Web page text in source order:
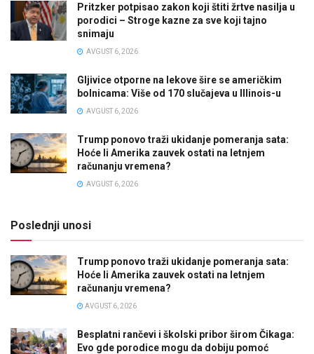
Pritzker potpisao zakon koji štiti žrtve nasilja u
porodici – Stroge kazne za sve koji tajno
snimaju
AVGUST 6, 2026
Gljivice otporne na lekove šire se američkim
bolnicama: Više od 170 slučajeva u Illinois-u
AVGUST 6, 2026
Trump ponovo traži ukidanje pomeranja sata:
Hoće li Amerika zauvek ostati na letnjem
računanju vremena?
AVGUST 6, 2026
Poslednji unosi
Trump ponovo traži ukidanje pomeranja sata:
Hoće li Amerika zauvek ostati na letnjem
računanju vremena?
AVGUST 6, 2026
Besplatni rančevi i školski pribor širom Čikaga:
Evo gde porodice mogu da dobiju pomoć